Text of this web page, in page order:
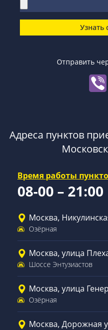
Узнать
Отправить
Адреса пунктов
Время работы
08-00 – 21:00
Москва,
Озёрная
Москва, улица
Шоссе Энтузиастов
Москва, улица
Озёрная
Москва, Дорожная